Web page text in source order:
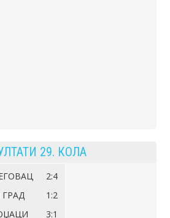
29. КОЛА
2:4
ГРАД
1:2
3:1